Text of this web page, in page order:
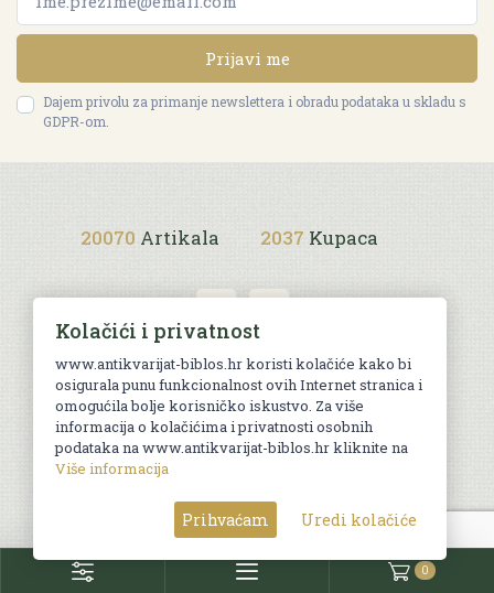
Prijavi me
Dajem privolu za primanje newslettera i obradu podataka u skladu s
GDPR-om.
20070 Artikala 2037 Kupaca
Uvjeti kupnje
© Sva prava pridržana. Web by
0
Kolačići i privatnost
www.antikvarijat-biblos.hr koristi kolačiće kako bi
osigurala punu funkcionalnost ovih Internet stranica i
omogućila bolje korisničko iskustvo. Za više
informacija o kolačićima i privatnosti osobnih
podataka na www.antikvarijat-biblos.hr kliknite na
Više informacija
Prihvaćam Uredi kolačiće